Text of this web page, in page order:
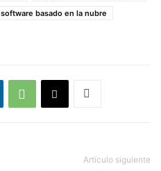
software basado en la nubre
Artículo siguiente